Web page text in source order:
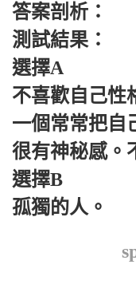
答案剖析：
測試結果：
選擇A
不喜歡自己性
一個常常把自
很有神秘感。
選擇B
孤獨的人。